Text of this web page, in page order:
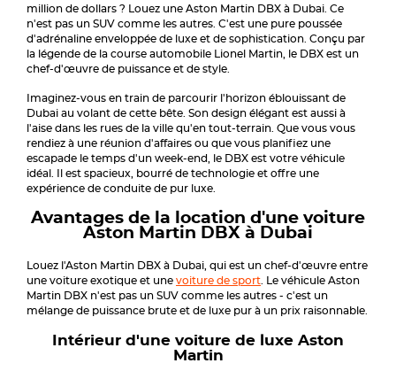
million de dollars ? Louez une Aston Martin DBX à Dubai. Ce
n'est pas un SUV comme les autres. C'est une pure poussée
d'adrénaline enveloppée de luxe et de sophistication. Conçu par
la légende de la course automobile Lionel Martin, le DBX est un
chef-d'œuvre de puissance et de style.
Imaginez-vous en train de parcourir l'horizon éblouissant de
Dubai au volant de cette bête. Son design élégant est aussi à
l'aise dans les rues de la ville qu'en tout-terrain. Que vous vous
rendiez à une réunion d'affaires ou que vous planifiez une
escapade le temps d'un week-end, le DBX est votre véhicule
idéal. Il est spacieux, bourré de technologie et offre une
expérience de conduite de pur luxe.
Avantages de la location d'une voiture
Aston Martin DBX à Dubai
Louez l'Aston Martin DBX à Dubai, qui est un chef-d'œuvre entre
une voiture exotique et une voiture de sport . Le véhicule Aston
Martin DBX n'est pas un SUV comme les autres - c'est un
mélange de puissance brute et de luxe pur à un prix raisonnable.
Intérieur d'une voiture de luxe Aston
Martin